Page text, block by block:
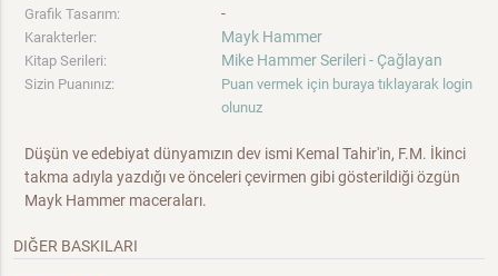
Grafik Tasarım: -
Karakterler: Mayk Hammer
Kitap Serileri: Mike Hammer Serileri - Çağlayan
Sizin Puanınız:
Puan vermek için buraya tıklayarak login
olunuz
Düşün ve edebiyat dünyamızın dev ismi Kemal Tahir'in, F.M. İkinci
takma adıyla yazdığı ve önceleri çevirmen gibi gösterildiği özgün
Mayk Hammer maceraları.
DIĞER BASKILARI